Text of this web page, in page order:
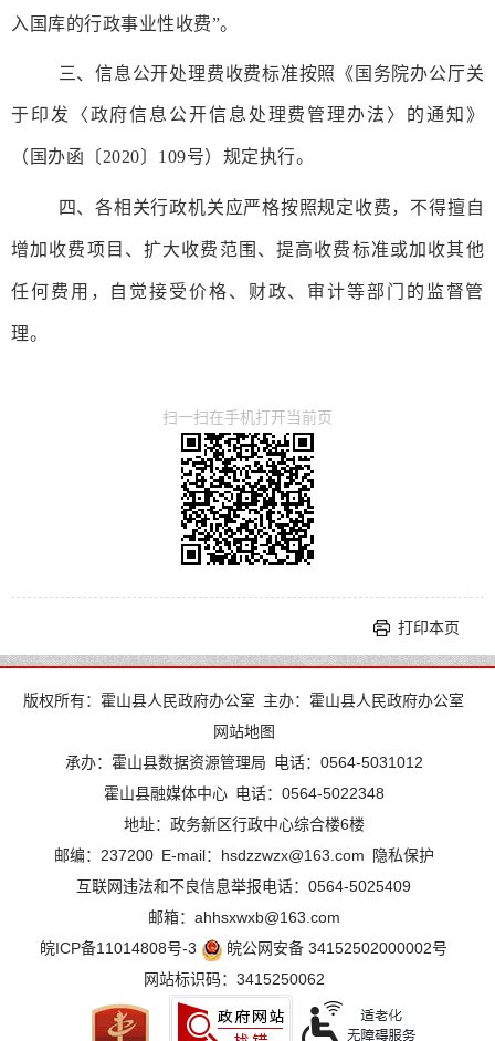
入国库的行政事业性收费”。
三、信息公开处理费收费标准按照《 国务院办公厅关
于印发〈政府信息公开信息处理费管理办法〉的通知 》
（ 国办函 〔2020〕 109号） 规定执行。
四、各相关行政机关应严格按照规定收费，不得擅自
增加收费项目、扩大收费范围、提高收费标准或加收其他
任何费用，自觉接受价格、财政、审计等部门的监督管
理。
扫一扫在手机打开当前页
打印本页
版权所有：霍山县人民政府办公室 主办：霍山县人民政府办公室
网站地图
承办：霍山县数据资源管理局 电话：0564-5031012
霍山县融媒体中心 电话：0564-5022348
地址：政务新区行政中心综合楼6楼
邮编：237200 E-mail：hsdzzwzx@163.com
隐私保护
互联网违法和不良信息举报电话：0564-5025409
邮箱：ahhsxwxb@163.com
皖ICP备11014808号-3
皖公网安备 34152502000002号
网站标识码：3415250062